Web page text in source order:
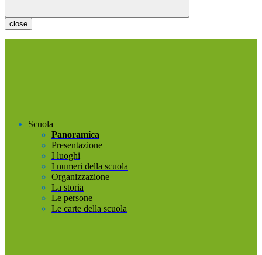
close
Scuola
Panoramica
Presentazione
I luoghi
I numeri della scuola
Organizzazione
La storia
Le persone
Le carte della scuola